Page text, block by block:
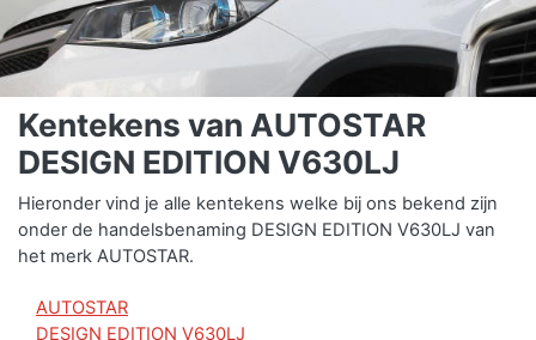
Kentekens van AUTOSTAR
DESIGN EDITION V630LJ
Hieronder vind je alle kentekens welke bij ons bekend zijn
onder de handelsbenaming DESIGN EDITION V630LJ van
het merk AUTOSTAR.
AUTOSTAR
DESIGN EDITION V630LJ